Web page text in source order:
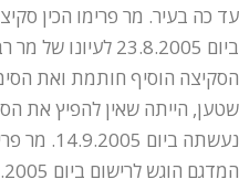
עד כה בעיר. מר פרימו הכין
ביום 23.8.2005
הסקיצה הוסיף חותמת ואת
שטען, הייתה שאין להפיץ את
נעשתה